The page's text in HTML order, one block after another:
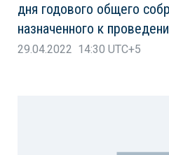
дня годового общего
назначенного к
29.04.2022 14:30 UTC+5